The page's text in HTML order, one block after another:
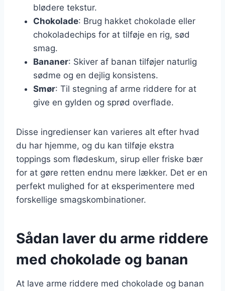
blødere tekstur.
Chokolade: Brug hakket chokolade eller
chokoladechips for at tilføje en rig, sød
smag.
Bananer: Skiver af banan tilføjer naturlig
sødme og en dejlig konsistens.
Smør: Til stegning af arme riddere for at
give en gylden og sprød overflade.
Disse ingredienser kan varieres alt efter hvad
du har hjemme, og du kan tilføje ekstra
toppings som flødeskum, sirup eller friske bær
for at gøre retten endnu mere lækker. Det er en
perfekt mulighed for at eksperimentere med
forskellige smagskombinationer.
Sådan laver du arme riddere
med chokolade og banan
At lave arme riddere med chokolade og banan